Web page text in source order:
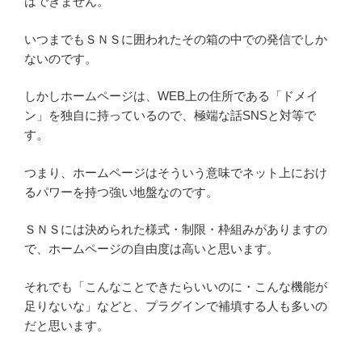
いつまでもＳＮＳに囲われたその箱の中での発信でしか
ないのです。
しかしホームページは、WEB上の住所である「ドメイ
ン」を独自に持っているので、極端な話SNSと対等で
す。
つまり、ホームページはそういう意味でネット上におけ
るパワーを持つ強い地盤なのです。
ＳＮＳには決められた様式・制限・枠組みがありますの
で、ホームページの自由度は高いと思います。
それでも「こんなことできたらいいのに・こんな機能が
足りないな」などと、プラグインで補填する人も多いの
だと思います。